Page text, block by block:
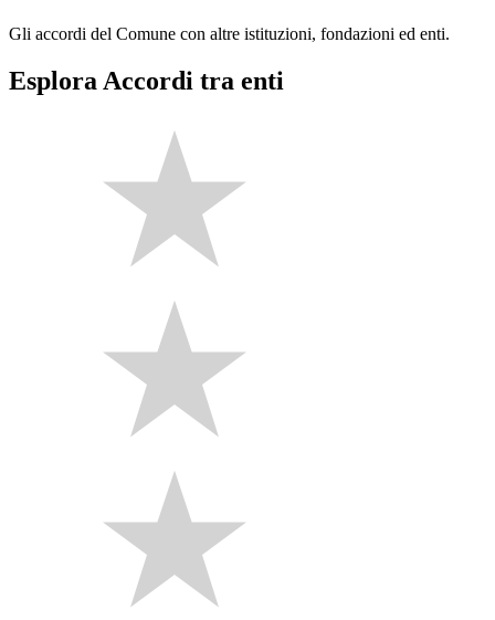
Gli accordi del Comune con altre istituzioni, fondazioni ed enti.
Esplora Accordi tra enti